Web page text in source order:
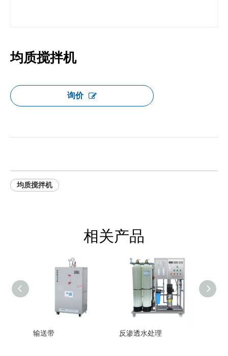
均质搅拌机
询价
均质搅拌机
相关产品
输送带 反渗透水处理